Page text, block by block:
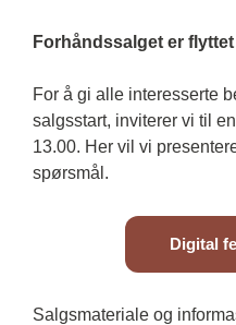
Forhåndssalget er
For å gi alle interesserte
salgsstart, inviterer vi til
13.00. Her vil vi
spørsmål.
Digital
Salgsmateriale og